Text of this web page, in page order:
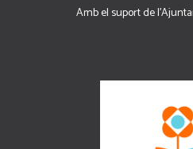
Amb el suport de